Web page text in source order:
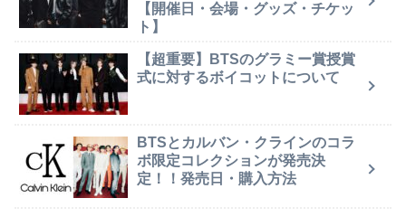
【開催日・会場・グッズ・チケッ
ト】
【超重要】BTSのグラミー賞授賞
式に対するボイコットについて
BTSとカルバン・クラインのコラ
ボ限定コレクションが発売決
定！！発売日・購入方法